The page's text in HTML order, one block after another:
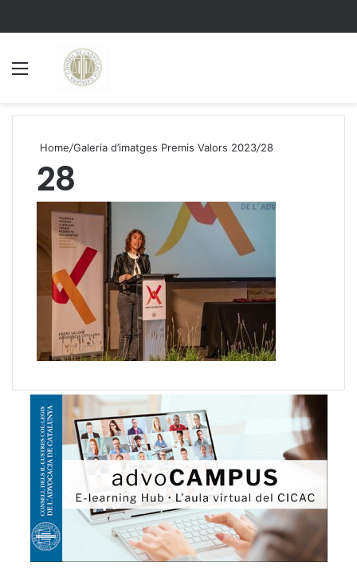
Home/Galeria d’imatges Premis Valors 2023/28
28